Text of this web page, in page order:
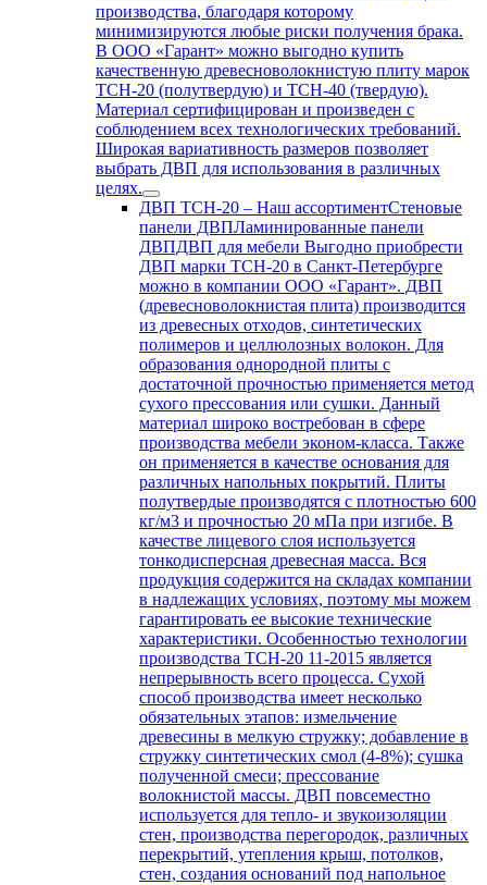
производства, благодаря которому
минимизируются любые риски получения брака.
В ООО «Гарант» можно выгодно купить
качественную древесноволокнистую плиту марок
ТСН-20 (полутвердую) и ТСН-40 (твердую).
Материал сертифицирован и произведен с
соблюдением всех технологических требований.
Широкая вариативность размеров позволяет
выбрать ДВП для использования в различных
целях.
ДВП ТСН-20 – Наш ассортиментСтеновые
панели ДВПЛаминированные панели
ДВПДВП для мебели Выгодно приобрести
ДВП марки ТСН-20 в Санкт-Петербурге
можно в компании ООО «Гарант». ДВП
(древесноволокнистая плита) производится
из древесных отходов, синтетических
полимеров и целлюлозных волокон. Для
образования однородной плиты с
достаточной прочностью применяется метод
сухого прессования или сушки. Данный
материал широко востребован в сфере
производства мебели эконом-класса. Также
он применяется в качестве основания для
различных напольных покрытий. Плиты
полутвердые производятся с плотностью 600
кг/м3 и прочностью 20 мПа при изгибе. В
качестве лицевого слоя используется
тонкодисперсная древесная масса. Вся
продукция содержится на складах компании
в надлежащих условиях, поэтому мы можем
гарантировать ее высокие технические
характеристики. Особенностью технологии
производства ТСН-20 11-2015 является
непрерывность всего процесса. Сухой
способ производства имеет несколько
обязательных этапов: измельчение
древесины в мелкую стружку; добавление в
стружку синтетических смол (4-8%); сушка
полученной смеси; прессование
волокнистой массы. ДВП повсеместно
используется для тепло- и звукоизоляции
стен, производства перегородок, различных
перекрытий, утепления крыш, потолков,
стен, создания оснований под напольное